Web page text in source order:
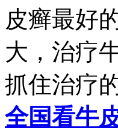
皮癣最好
大，治疗
抓住治疗
全国看牛